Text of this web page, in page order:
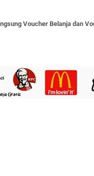
Voucher Belanja dan